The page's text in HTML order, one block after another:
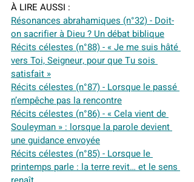
À LIRE AUSSI :
Résonances abrahamiques (n°32) - Doit-
on sacrifier à Dieu ? Un débat biblique
Récits célestes (n°88) - « Je me suis hâté
vers Toi, Seigneur, pour que Tu sois
satisfait »
Récits célestes (n°87) - Lorsque le passé
n’empêche pas la rencontre
Récits célestes (n°86) - « Cela vient de
Souleyman » : lorsque la parole devient
une guidance envoyée
Récits célestes (n°85) - Lorsque le
printemps parle : la terre revit… et le sens